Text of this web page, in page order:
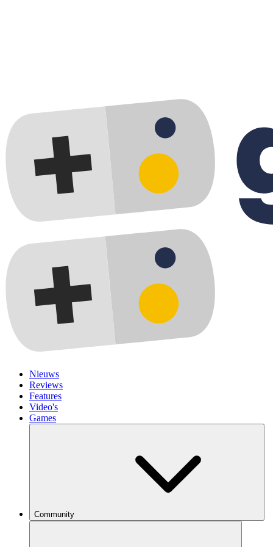
Nieuws
Reviews
Features
Video's
Games
Community